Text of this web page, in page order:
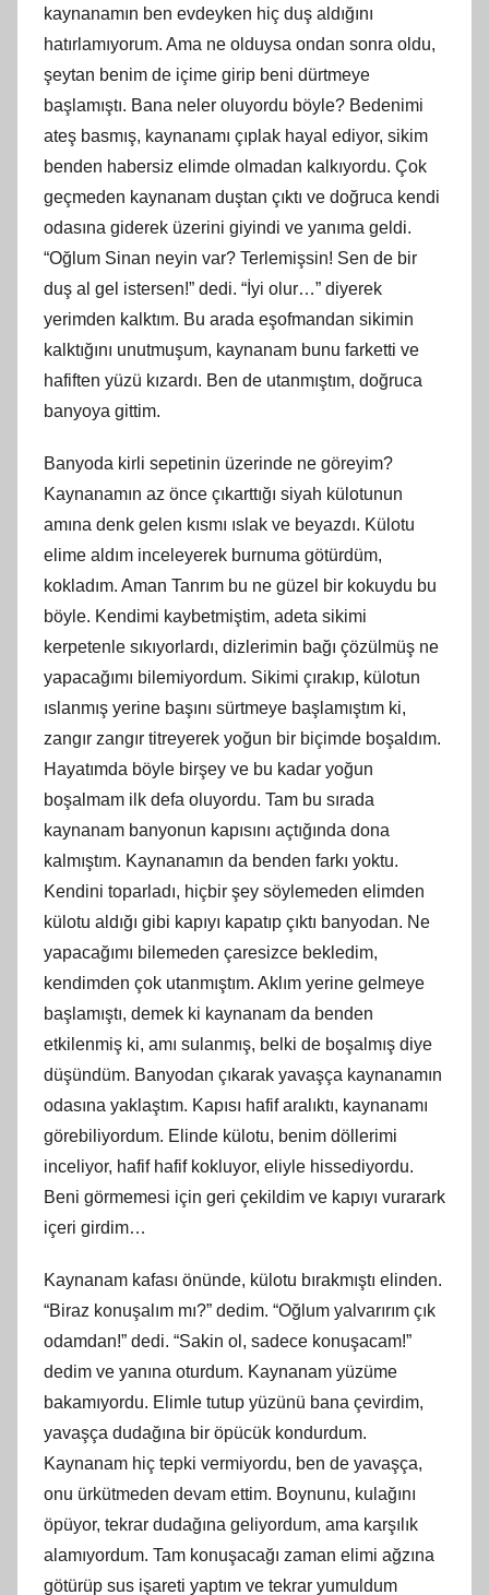
kaynanamın ben evdeyken hiç duş aldığını
hatırlamıyorum. Ama ne olduysa ondan sonra oldu,
şeytan benim de içime girip beni dürtmeye
başlamıştı. Bana neler oluyordu böyle? Bedenimi
ateş basmış, kaynanamı çıplak hayal ediyor, sikim
benden habersiz elimde olmadan kalkıyordu. Çok
geçmeden kaynanam duştan çıktı ve doğruca kendi
odasına giderek üzerini giyindi ve yanıma geldi.
“Oğlum Sinan neyin var? Terlemişsin! Sen de bir
duş al gel istersen!” dedi. “İyi olur…” diyerek
yerimden kalktım. Bu arada eşofmandan sikimin
kalktığını unutmuşum, kaynanam bunu farketti ve
hafiften yüzü kızardı. Ben de utanmıştım, doğruca
banyoya gittim.
Banyoda kirli sepetinin üzerinde ne göreyim?
Kaynanamın az önce çıkarttığı siyah külotunun
amına denk gelen kısmı ıslak ve beyazdı. Külotu
elime aldım inceleyerek burnuma götürdüm,
kokladım. Aman Tanrım bu ne güzel bir kokuydu bu
böyle. Kendimi kaybetmiştim, adeta sikimi
kerpetenle sıkıyorlardı, dizlerimin bağı çözülmüş ne
yapacağımı bilemiyordum. Sikimi çırakıp, külotun
ıslanmış yerine başını sürtmeye başlamıştım ki,
zangır zangır titreyerek yoğun bir biçimde boşaldım.
Hayatımda böyle birşey ve bu kadar yoğun
boşalmam ilk defa oluyordu. Tam bu sırada
kaynanam banyonun kapısını açtığında dona
kalmıştım. Kaynanamın da benden farkı yoktu.
Kendini toparladı, hiçbir şey söylemeden elimden
külotu aldığı gibi kapıyı kapatıp çıktı banyodan. Ne
yapacağımı bilemeden çaresizce bekledim,
kendimden çok utanmıştım. Aklım yerine gelmeye
başlamıştı, demek ki kaynanam da benden
etkilenmiş ki, amı sulanmış, belki de boşalmış diye
düşündüm. Banyodan çıkarak yavaşça kaynanamın
odasına yaklaştım. Kapısı hafif aralıktı, kaynanamı
görebiliyordum. Elinde külotu, benim döllerimi
inceliyor, hafif hafif kokluyor, eliyle hissediyordu.
Beni görmemesi için geri çekildim ve kapıyı vurarark
içeri girdim…
Kaynanam kafası önünde, külotu bırakmıştı elinden.
“Biraz konuşalım mı?” dedim. “Oğlum yalvarırım çık
odamdan!” dedi. “Sakin ol, sadece konuşacam!”
dedim ve yanına oturdum. Kaynanam yüzüme
bakamıyordu. Elimle tutup yüzünü bana çevirdim,
yavaşça dudağına bir öpücük kondurdum.
Kaynanam hiç tepki vermiyordu, ben de yavaşça,
onu ürkütmeden devam ettim. Boynunu, kulağını
öpüyor, tekrar dudağına geliyordum, ama karşılık
alamıyordum. Tam konuşacağı zaman elimi ağzına
götürüp sus işareti yaptım ve tekrar yumuldum